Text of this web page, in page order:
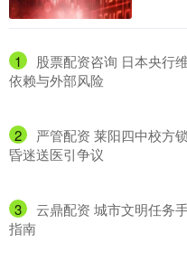
1
股票配资咨询 日本央行
依赖与外部风险
2
严管配资 莱阳四中校方
昏迷送医引争议
3
云鼎配资 城市文明任务
指南